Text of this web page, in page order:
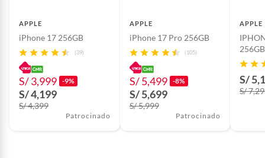
APPLE
iPhone 17 256GB
(39)
S/ 3,999 -9%
S/ 4,199
S/ 4,399
Patrocinado
APPLE
iPhone 17 Pro 256GB
(105)
S/ 5,499 -8%
S/ 5,699
S/ 5,999
Patrocinado
APPLE
S/
S/